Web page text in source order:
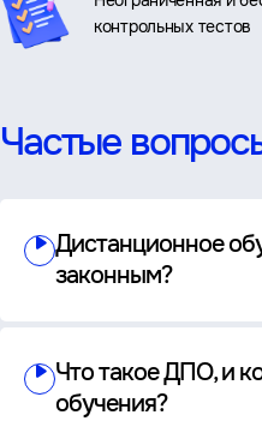
контрольных тестов
Частые
Дистанционное
законным?
Что такое ДПО, и
обучения?